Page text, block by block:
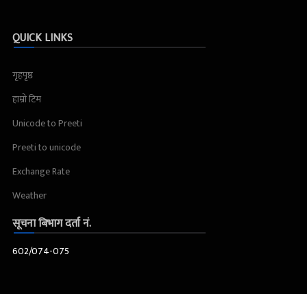
QUICK LINKS
गृहपृष्ठ
हाम्रो टिम
Unicode to Preeti
Preeti to unicode
Exchange Rate
Weather
सूचना बिभाग दर्ता नं.
602/074-075